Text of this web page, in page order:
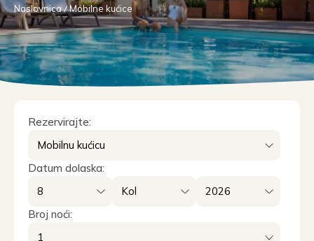
Naslovnica Mobilne kućice
Rezervirajte:
Datum dolaska:
Broj noći: